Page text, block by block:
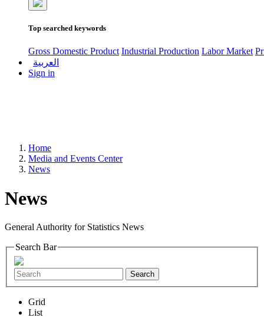
Top searched keywords
Gross Domestic Product Industrial Production Labor Market
العربية
Sign in
Home
Media and Events Center
News
News
General Authority for Statistics News
Search Bar
Search
Grid
List